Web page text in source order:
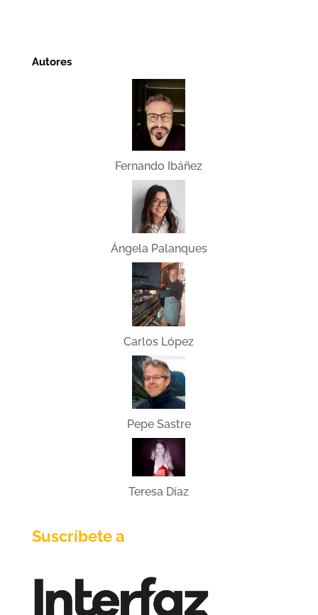
Autores
Fernando Ibáñez
Ángela Palanques
Carlos López
Pepe Sastre
Teresa Díaz
Suscríbete a